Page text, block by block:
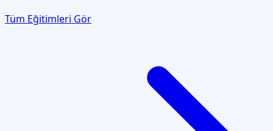
Tüm Eğitimleri Gör